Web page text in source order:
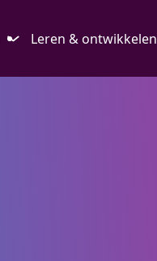
Leren & ontwikkelen